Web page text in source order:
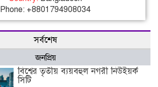
Phone: +8801794908034
সর্বশেষ
জনপ্রিয়
বিশ্বের তৃতীয় ব্যয়বহুল নগরী নিউইয়র্ক
সিটি